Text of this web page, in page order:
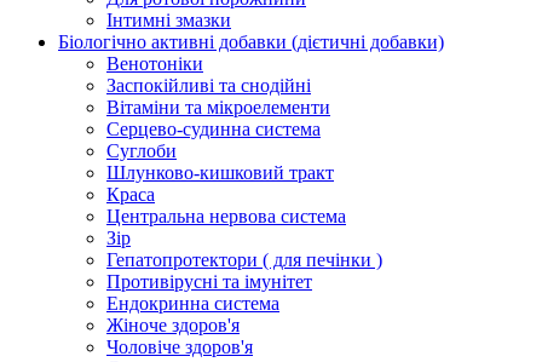
Інтимні змазки
Біологічно активні добавки (дієтичні добавки)
Венотоніки
Заспокійливі та снодійні
Вітаміни та мікроелементи
Серцево-судинна система
Суглоби
Шлунково-кишковий тракт
Краса
Центральна нервова система
Зір
Гепатопротектори ( для печінки )
Противірусні та імунітет
Ендокринна система
Жіноче здоров'я
Чоловіче здоров'я